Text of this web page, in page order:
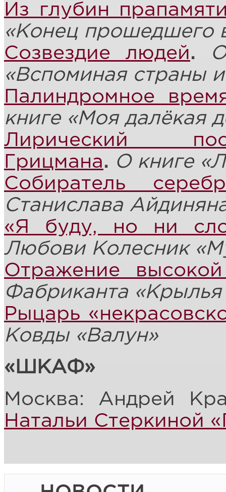
Из глубин
«Конец прошедшего
Созвездие людей.
«Вспоминая страны
Палиндромное
книге «Моя далёкая
Лирический
Грицмана. О книге
Собиратель
Станислава
«Я буду, но ни
Любови Колесник
Отражение
Фабриканта «Крылья
Рыцарь
Ковды «Валун»
« ШКАФ»
Москва: Андрей
Натальи Стеркиной